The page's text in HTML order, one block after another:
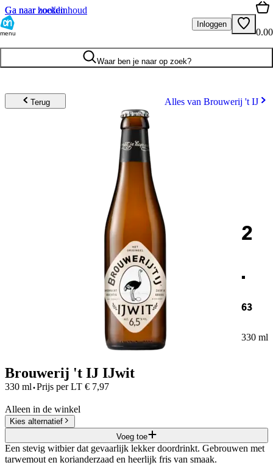
Ga naar hoofdinhoud
Ga naar zoeken
menu
Inloggen
0.00
Waar ben je naar op zoek?
Terug Alles van Brouwerij 't IJ
2
.
63
330 ml
Brouwerij 't IJ IJwit
330 ml·Prijs per LT € 7,97
Alleen in de winkel
Kies alternatief
Voeg toe
Een stevig witbier dat gevaarlijk lekker doordrinkt. Gebrouwen met
tarwemout en korianderzaad en heerlijk fris van smaak.